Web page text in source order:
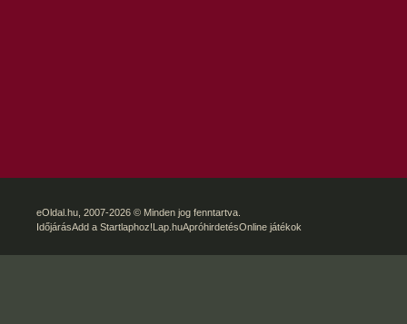
eOldal.hu , 2007-2026 © Minden jog fenntartva.
IdőjárásAdd a Startlaphoz!Lap.huApróhirdetésOnline játékok